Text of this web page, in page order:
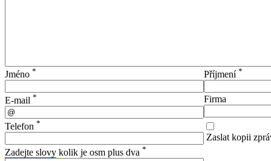
Jméno * Příjmení *
E-mail * Firma
Telefon *
Zaslat kopii
Zadejte slovy kolik je osm plus dva *